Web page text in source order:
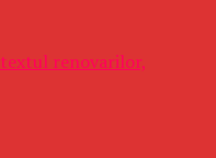
renovarilor,